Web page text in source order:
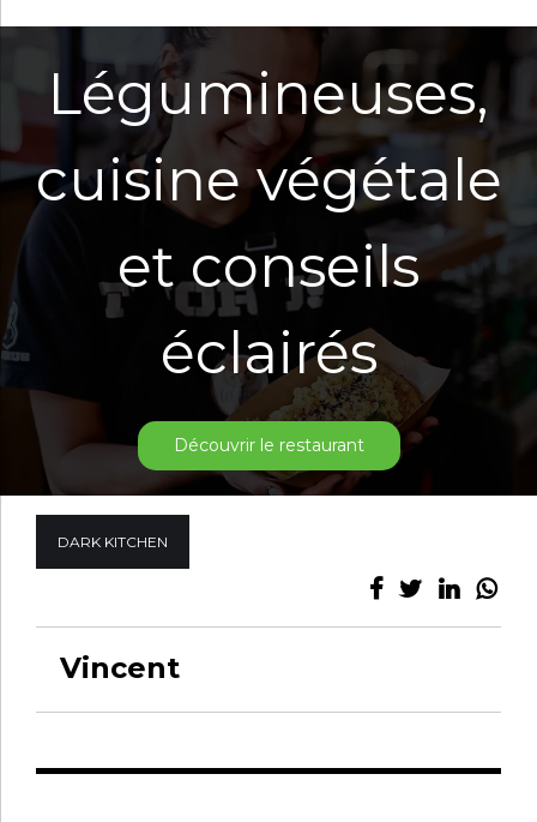
Légumineuses,
cuisine végétale
et conseils
éclairés
Découvrir le restaurant
DARK KITCHEN
Vincent